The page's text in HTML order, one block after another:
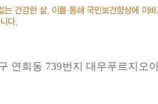
연희동 739번지 대우푸르지오